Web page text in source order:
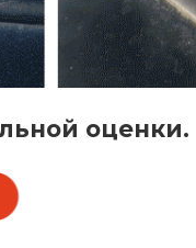
оценки.